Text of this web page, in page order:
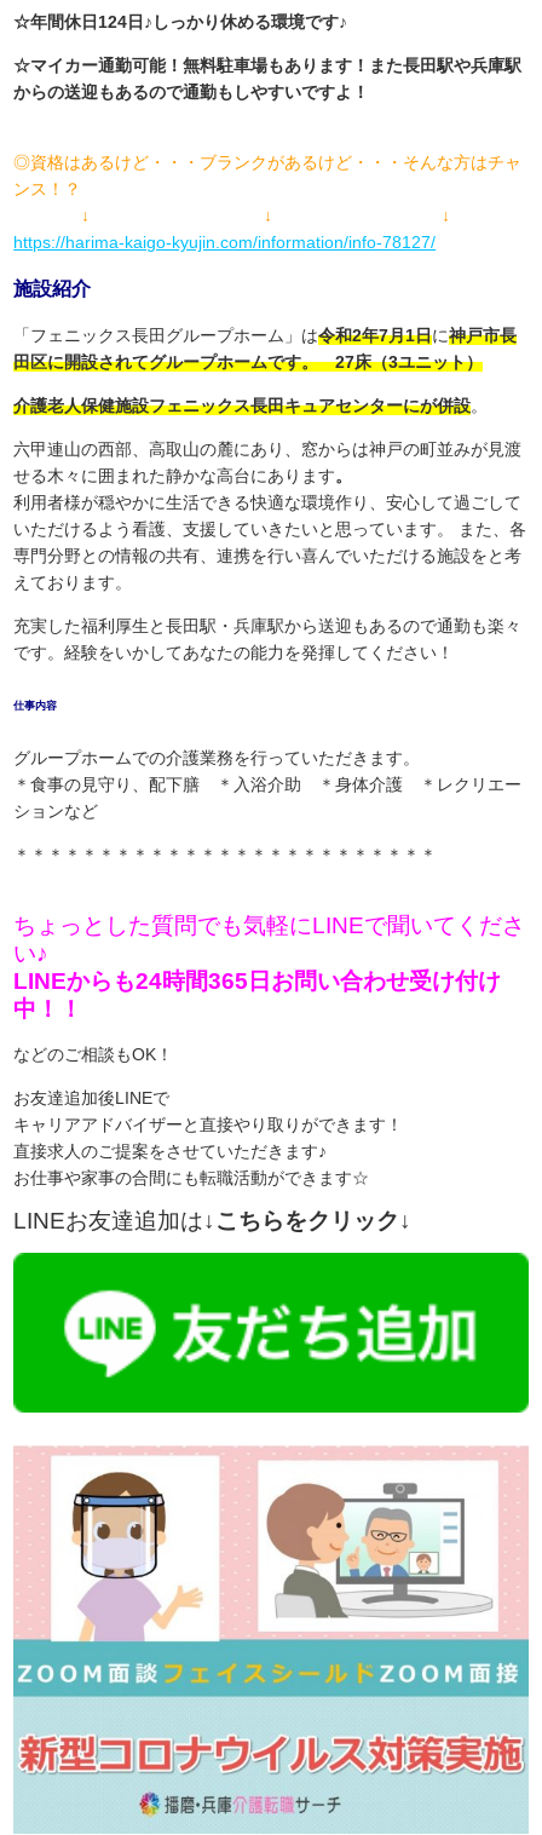
☆年間休日124日♪しっかり休める環境です♪
☆マイカー通勤可能！無料駐車場もあります！また長田駅や兵庫駅
からの送迎もあるので通勤もしやすいですよ！
◎資格はあるけど・・・ブランクがあるけど・・・そんな方はチャ
ンス！？
↓ ↓ ↓
https://harima-kaigo-kyujin.com/information/info-78127/
施設紹介
「フェニックス長田グループホーム」は令和2年7月1日に神戸市長
田区に開設されてグループホームです。 27床（3ユニット）
介護老人保健施設フェニックス長田キュアセンターにが併設。
六甲連山の西部、高取山の麓にあり、窓からは神戸の町並みが見渡
せる木々に囲まれた静かな高台にあります。
利用者様が穏やかに生活できる快適な環境作り、安心して過ごして
いただけるよう看護、支援していきたいと思っています。 また、各
専門分野との情報の共有、連携を行い喜んでいただける施設をと考
えております。
充実した福利厚生と長田駅・兵庫駅から送迎もあるので通勤も楽々
です。経験をいかしてあなたの能力を発揮してください！
仕事内容
グループホームでの介護業務を行っていただきます。
＊食事の見守り、配下膳 ＊入浴介助 ＊身体介護 ＊レクリエー
ションなど
＊＊＊＊＊＊＊＊＊＊＊＊＊＊＊＊＊＊＊＊＊＊＊＊＊
ちょっとした質問でも気軽にLINEで聞いてくださ
い♪
LINEからも24時間365日お問い合わせ受け付け
中！！
などのご相談もOK！
お友達追加後LINEで
キャリアアドバイザーと直接やり取りができます！
直接求人のご提案をさせていただきます♪
お仕事や家事の合間にも転職活動ができます☆
LINEお友達追加は↓こちらをクリック↓